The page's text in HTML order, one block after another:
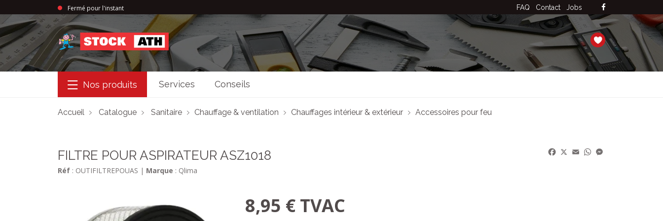
Fermé pour l'instant FAQ Contact Jobs
StockAth
Nos produits Services Conseils
Accueil Catalogue Sanitaire Chauffage & ventilation Chauffages intérieur & extérieur Accessoires pour feu
FILTRE POUR ASPIRATEUR ASZ1018
Réf : OUTIFILTREPOUAS | Marque : Qlima
Facebook
X EmailWhatsApp
8,95 € TVAC